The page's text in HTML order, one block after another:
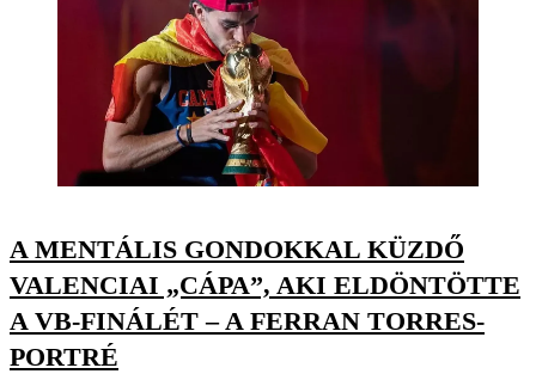
A MENTÁLIS GONDOKKAL KÜZDŐ
VALENCIAI „CÁPA”, AKI ELDÖNTÖTTE
A VB-FINÁLÉT – A FERRAN TORRES-
PORTRÉ